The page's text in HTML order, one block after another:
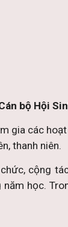
bộ Hội
gia các
thanh niên.
cộng
năm học.